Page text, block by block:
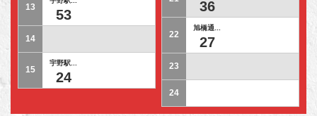
13 53
14
15
宇野駅...
24
36
22
旭橋通...
27
23
24